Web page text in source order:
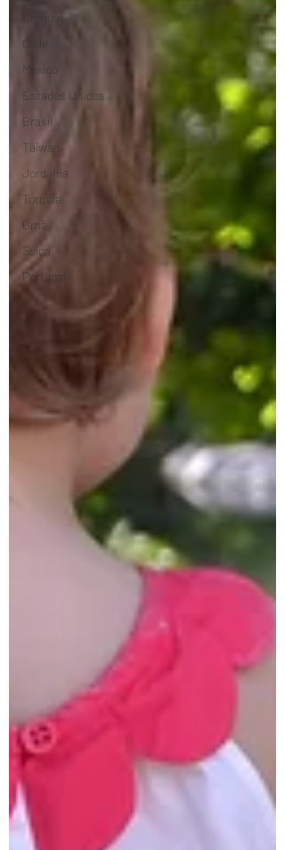
Uruguai
Chile
México
Estados Unidos
Brasil
Taiwan
Jordânia
Turquia
Omã
Suiça
Portugal